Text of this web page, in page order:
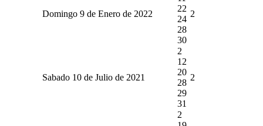
Domingo 9 de Enero de 2022
22
24
28
30
2
Sabado 10 de Julio de 2021
2
12
20
28
29
31
2
2